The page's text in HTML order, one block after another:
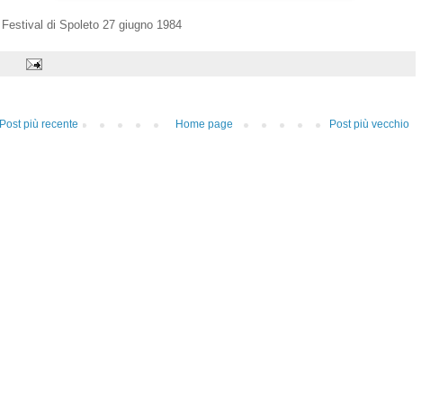
Festival di Spoleto 27 giugno 1984
Post più recente Post più vecchio
Home page